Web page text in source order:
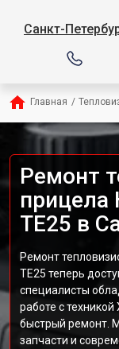
Санкт-
Главная /
Ремонт
прицела
TE25 в
Ремонт
TE25 теперь
специалисты
работе с
быстрый ремонт.
запчасти и